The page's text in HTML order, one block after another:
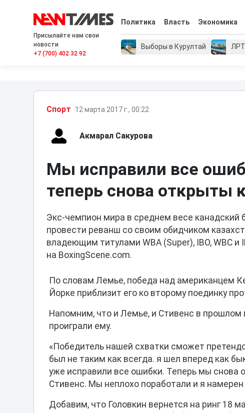
Присылайте нам свои
новости
+7 (700) 402 32 92
Политика Власть Экономика
Выборы в Курултай ЛРТ
Спорт 12 марта 2017 г., 00:22
Акмарал Сакурова
Мы исправили все
теперь снова открыты
Экс-чемпион мира в среднем весе
провести реванш со своим обидчиком
владеющим титулами WBA (Super), IBO, WBC и
на BoxingScene.com.
По словам Лемье, победа над американцем
Йорке приблизит его ко второму поединку
Напомним, что и Лемье, и Стивенс в прошлом
проиграли ему.
«Победитель нашей схватки сможет
был не таким как всегда. я шел вперед как
уже исправили все ошибки. Теперь мы снова
Стивенс. Мы неплохо поработали и я
Добавим, что Головкин вернется на ринг 18